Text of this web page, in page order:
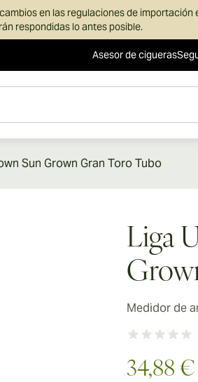
en las regulaciones de
respondidas lo antes posible.
Asesor de cigueras
Sun Grown Gran Toro Tubo
Liga
Medidor de
34,88 €